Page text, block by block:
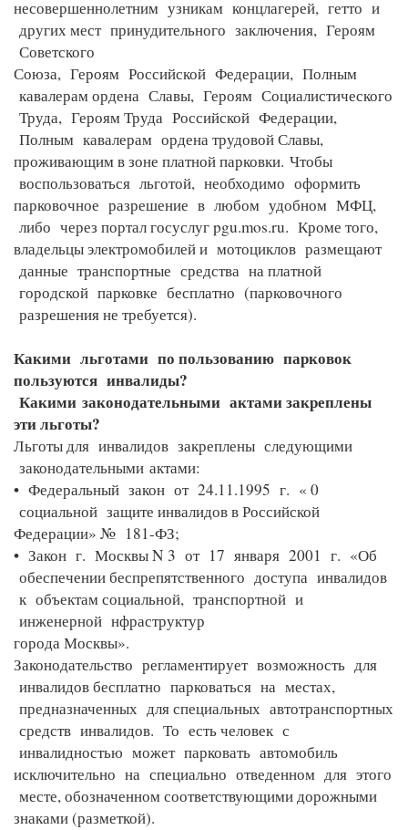
несовершеннолетним узникам концлагерей, гетто и
других мест принудительного заключения, Героям
Советского
Союза, Героям Российской Федерации, Полным
кавалерам ордена Славы, Героям Социалистического
Труда, Героям Труда Российской Федерации,
Полным кавалерам ордена трудовой Славы,
проживающим в зоне платной парковки. Чтобы
воспользоваться льготой, необходимо оформить
парковочное разрешение в любом удобном МФЦ,
либо через портал госуслуг pgu.mos.ru. Кроме того,
владельцы электромобилей и мотоциклов размещают
данные транспортные средства на платной
городской парковке бесплатно (парковочного
разрешения не требуется).
Какими льготами по пользованию парковок
пользуются инвалиды?
Какими законодательными актами закреплены
эти льготы?
Льготы для инвалидов закреплены следующими
законодательными актами:
• Федеральный закон от 24.11.1995 г. « 0
социальной защите инвалидов в Российской
Федерации» № 181-ФЗ;
• Закон г. Москвы N 3 от 17 января 2001 г. «Об
обеспечении беспрепятственного доступа инвалидов
к объектам социальной, транспортной и
инженерной нфраструктур
города Москвы».
Законодательство регламентирует возможность для
инвалидов бесплатно парковаться на местах,
предназначенных для специальных автотранспортных
средств инвалидов. То есть человек с
инвалидностью может парковать автомобиль
исключительно на специально отведенном для этого
месте, обозначенном соответствующими дорожными
знаками (разметкой).